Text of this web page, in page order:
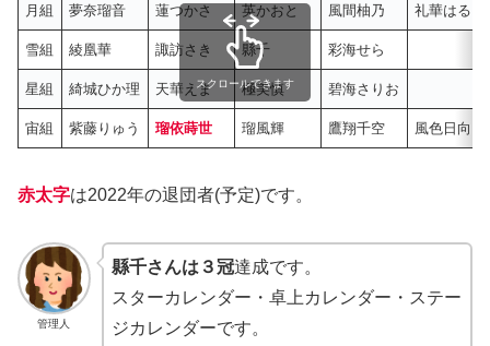
月組 夢奈瑠音 蓮つかさ 英かおと 風間柚乃 礼華はる
雪組 綾凰華 諏訪さき 縣千 彩海せら
星組 綺城ひか理 天華えま 極美慎 碧海さりお
宙組 紫藤りゅう 瑠依蒔世 瑠風輝 鷹翔千空 風色日向
スクロールできます
赤太字は2022年の退団者(予定)です。
管理人
縣千さんは３冠達成です。
スターカレンダー・卓上カレンダー・ステー
ジカレンダーです。